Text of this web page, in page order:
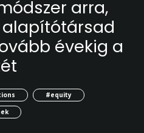
arra,
alapítótársad
évekig a
#equity